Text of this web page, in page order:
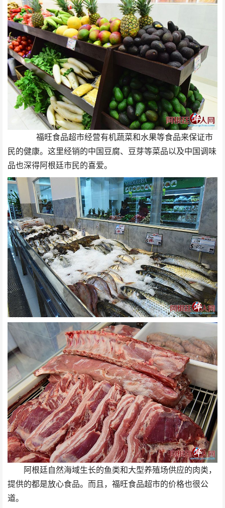
福旺食品超市经营有机蔬菜和水果等食品来保证市
民的健康。这里经销的中国豆腐、豆芽等菜品以及中国调味
品也深得阿根廷市民的喜爱。
阿根廷自然海域生长的鱼类和大型养殖场供应的肉类，
提供的都是放心食品。而且，福旺食品超市的价格也很公
道。